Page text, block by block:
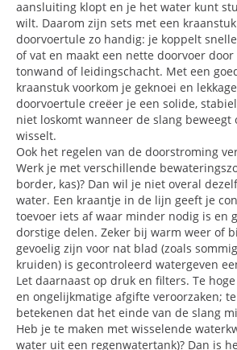
aansluiting klopt en je het water kunt
wilt. Daarom zijn sets met een
doorvoertule zo handig: je koppelt
of vat en maakt een nette doorvoer
tonwand of leidingschacht. Met een
kraanstuk voorkom je geknoei en
doorvoertule creëer je een solide,
niet loskomt wanneer de slang
wisselt.
Ook het regelen van de doorstroming
Werk je met verschillende
border, kas)? Dan wil je niet overal
water. Een kraantje in de lijn geeft je
toevoer iets af waar minder nodig is en
dorstige delen. Zeker bij warm weer of
gevoelig zijn voor nat blad (zoals
kruiden) is gecontroleerd watergeven
Let daarnaast op druk en filters. Te
en ongelijkmatige afgifte veroorzaken;
betekenen dat het einde van de slang
Heb je te maken met wisselende
water uit een regenwatertank)? Dan is